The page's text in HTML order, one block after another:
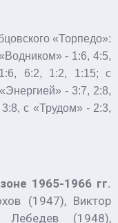
«Торпедо»:
- 1:6, 4:5,
6:2, 1:2, 1:15; с
- 3:7, 2:8,
с «Трудом» - 2:3,
1965-1966 гг.
(1947), Виктор
Лебедев (1948),